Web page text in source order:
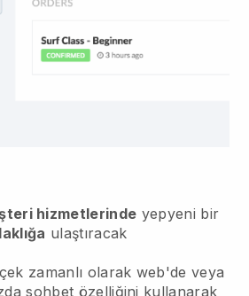
hizmetlerinde yepyeni bir
ulaştıracak
zamanlı olarak web'de veya
sohbet özelliğini kullanarak